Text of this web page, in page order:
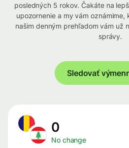
posledných 5 rokov. Čakáte na
upozornenie a my vám
našim denným prehľadom vám už
správy.
Sledovať
0
No change